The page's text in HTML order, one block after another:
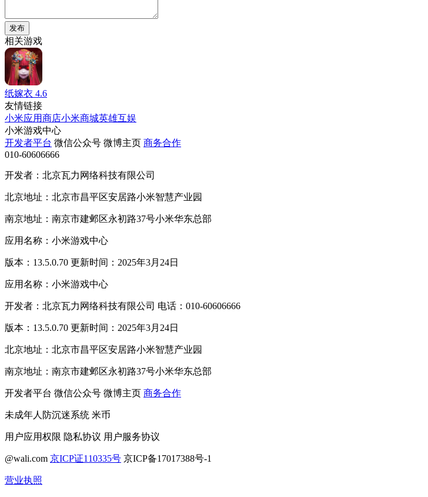
发布
相关游戏
纸嫁衣 4.6
友情链接
小米应用商店小米商城英雄互娱
小米游戏中心
开发者平台 微信公众号 微博主页 商务合作
010-60606666
开发者：北京瓦力网络科技有限公司
北京地址：北京市昌平区安居路小米智慧产业园
南京地址：南京市建邺区永初路37号小米华东总部
应用名称：小米游戏中心
版本：13.5.0.70 更新时间：2025年3月24日
应用名称：小米游戏中心
开发者：北京瓦力网络科技有限公司 电话：010-60606666
版本：13.5.0.70 更新时间：2025年3月24日
北京地址：北京市昌平区安居路小米智慧产业园
南京地址：南京市建邺区永初路37号小米华东总部
开发者平台 微信公众号 微博主页 商务合作
未成年人防沉迷系统 米币
用户应用权限 隐私协议 用户服务协议
@wali.com 京ICP证110335号 京ICP备17017388号-1
营业执照